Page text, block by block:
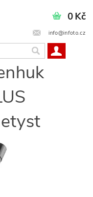
info@infoto.cz
0 Kč